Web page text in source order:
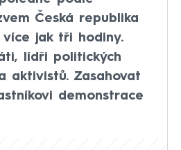
Česká republika
jak tři hodiny.
lídři politických
aktivistů. Zasahovat
demonstrace